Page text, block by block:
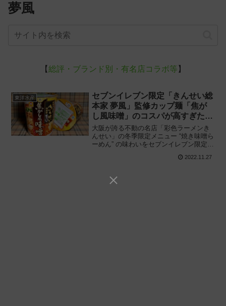
夢風
【総評・ブランド別・有名店コラボ等 】
東洋水産
セブンイレブン限定「きんせい総
本家 夢風」監修カップ麺「焦が
し風味噌」のコスパが高すぎた
件‥‥!!
大阪が誇る不動の名店「彩色ラーメンき
んせい」の冬季限定メニュー “焼き味噌ら
ーめん” の味わいをセブンイレブン限定の
せい総本家 夢風 焦がし風味噌ラーメン」
2022.11.27